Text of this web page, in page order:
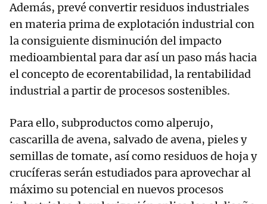
Además, prevé convertir residuos industriales
en materia prima de explotación industrial con
la consiguiente disminución del impacto
medioambiental para dar así un paso más hacia
el concepto de ecorentabilidad, la rentabilidad
industrial a partir de procesos sostenibles.
Para ello, subproductos como alperujo,
cascarilla de avena, salvado de avena, pieles y
semillas de tomate, así como residuos de hoja y
crucíferas serán estudiados para aprovechar al
máximo su potencial en nuevos procesos